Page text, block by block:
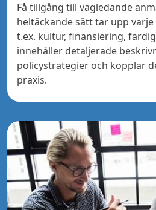
Få tillgång till vägledande
heltäckande sätt tar upp
t.ex. kultur, finansiering,
innehåller detaljerade
policystrategier och kopplar
praxis.